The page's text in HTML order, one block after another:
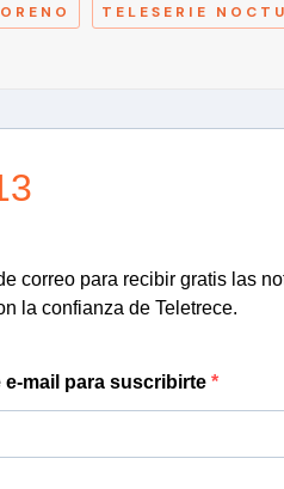
TELESERIE
correo para recibir gratis las
la confianza de Teletrece.
mail para suscribirte